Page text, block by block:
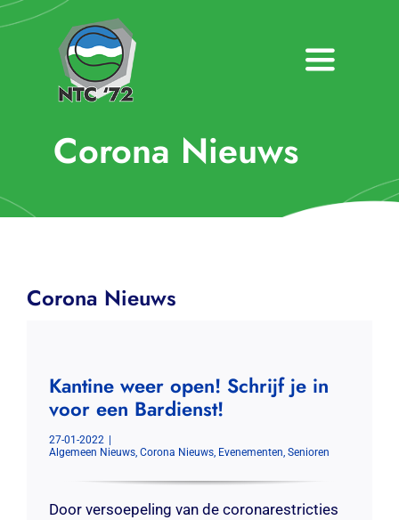
Ga
naar
Toggle
Over NTC ’72
Bardienst
Contact
Corona Nieuws
Corona Nieuws
Kantine weer open! Schrijf je in
voor een Bardienst!
27-01-2022
Algemeen Nieuws, Corona Nieuws, Evenementen, Senioren
Door versoepeling van de coronarestricties